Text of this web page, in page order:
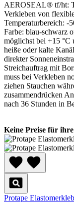
AEROSEAL® tf/ht:
Verkleben von
Temperaturbereich: -
Farbe: blau-schwarz
möglichst bei +15 °C
heiße oder kalte
direkter
Streichauftrag mit
muss bei Verkleben
ziehen Stauchen
zusammendrücken
nach 36 Stunden in
Keine Preise für
Protape